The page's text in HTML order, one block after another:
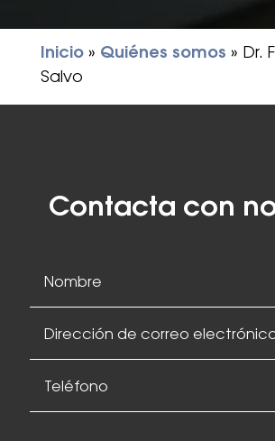
Inicio» Quiénes somos » Dr.
Salvo
Contacta con